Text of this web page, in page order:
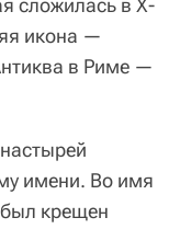
сложилась в Х-
икона —
в Риме —
имени. Во имя
крещен